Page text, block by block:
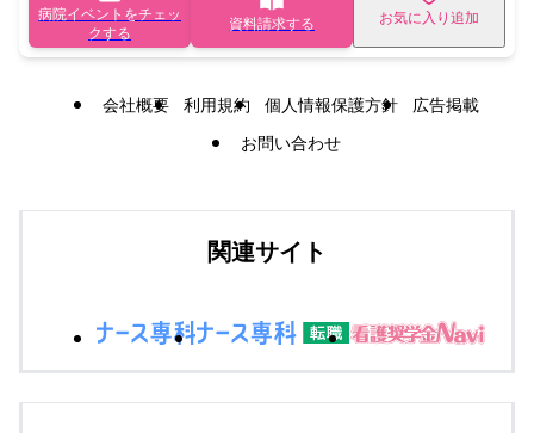
病院イベントをチェッ
クする
資料請求する お気に入り追加
会社概要 利用規約 個人情報保護方針
広告掲載
お問い合わせ
関連サイト